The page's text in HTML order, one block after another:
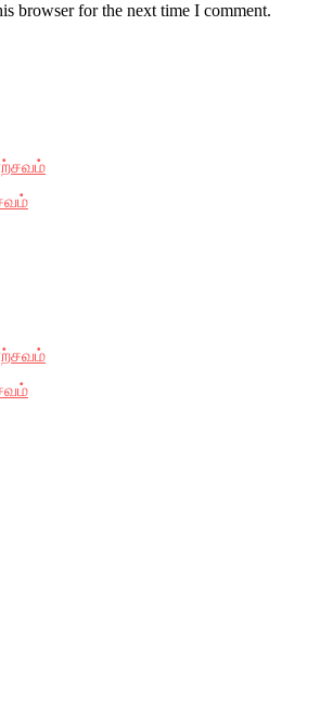
browser for the next time I comment.